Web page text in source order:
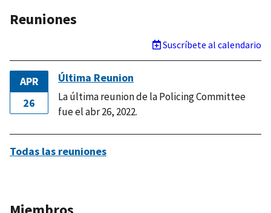
Reuniones
Suscríbete al calendario
APR
26
Última Reunion
La última reunion de la Policing Committee
fue el abr 26, 2022.
Todas las reuniones